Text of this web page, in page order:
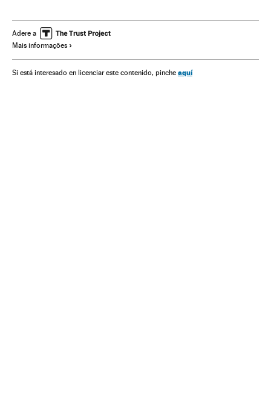
Empresas Estilo vida Espanha
Fontes energia
Meio ambiente
Adere a
Mais informações
Si está interesado en licenciar este contenido, pinche aquí